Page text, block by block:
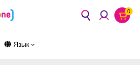
0
Язык